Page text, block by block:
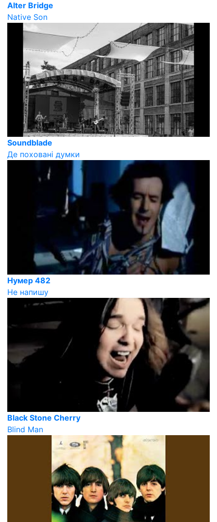
Alter Bridge
Native Son
Soundblade
Де поховані думки
Нумер 482
Не напишу
Black Stone Cherry
Blind Man